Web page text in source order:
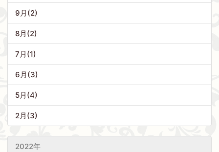
9月(2)
8月(2)
7月(1)
6月(3)
5月(4)
2月(3)
2022年